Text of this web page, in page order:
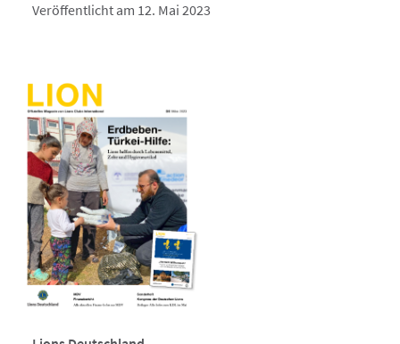
Veröffentlicht am 12. Mai 2023